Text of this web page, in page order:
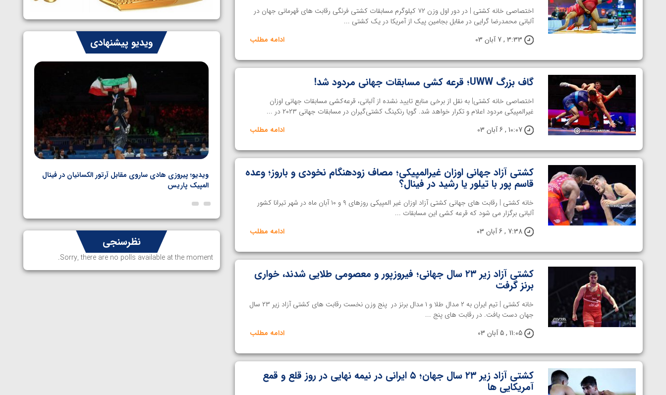
اختصاصی خانه کشتی | در دور اول وزن ۷۲ کیلوگرم مسابقات کشتی فرنگی رقابت های قهرمانی جهان در
آلبانی محمدرضا گرایی در مقابل بجامین پیک از آمریکا در یک کشتی ...
3:33 , 7 آبان 03
ادامه مطلب
گاف بزرگ UWW؛ قرعه کشی مسابقات جهانی مردود شد!
اختصاصی خانه کشتی| به نقل از برخی منابع تایید نشده از آلبانی، قرعه‌کشی مسابقات جهانی اوزان
غیرالمپیکی مردود اعلام و تکرار خواهد شد. گویا رنکینگ کشتی‌گیران در مسابقات جهانی ۲۰۲۳ در ...
10:07 , 6 آبان 03
ادامه مطلب
کشتی آزاد جهانی اوزان غیرالمپیکی؛ مصاف زودهنگام نخودی و باروز؛ وعده
قاسم پور با تیلور یا رشید در فینال؟
خانه کشتی | رقابت های جهانی کشتی آزاد اوزان غیر المپیکی روزهای ۹ و ۱۰ آبان ماه در شهر تیرانا کشور
آلبانی برگزار می شود که قرعه کشی این مسابقات ...
7:38 , 6 آبان 03
ادامه مطلب
کشتی آزاد زیر ۲۳ سال جهانی؛ فیروزپور و معصومی طلایی شدند، خواری
برنز گرفت
خانه کشتی | تیم ایران به ۲ مدال طلا و ۱ مدال برنز در پنج وزن نخست رقابت های کشتی آزاد زیر ۲۳ سال
جهان دست یافت. در رقابت های پنج ...
11:05 , 5 آبان 03
ادامه مطلب
کشتی آزاد زیر ۲۳ سال جهان؛ ۵ ایرانی در نیمه نهایی در روز قلع و قمع
آمریکایی ها
ویدیو پیشنهادی
امین میرزازاده
ویدیو؛ باخت امین کاویانی نژاد مقابل مالخاز آمویان از
ارمنستان
ویدیو؛ صعود حسن یزدانی به فینال المپیک با برتری مقابل
ویدیو؛ پیروزی هادی ساروی مقابل آرتور الکسانیان در فینال
المپیک پاریس
نظرسنجی
Sorry, there are no polls available at the moment.